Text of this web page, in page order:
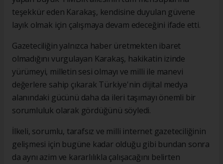
teşekkür eden Karakaş, kendisine duyulan güvene
layık olmak için çalışmaya devam edeceğini ifade etti.
Gazeteciliğin yalnızca haber üretmekten ibaret
olmadığını vurgulayan Karakaş, hakikatin izinde
yürümeyi, milletin sesi olmayı ve milli ile manevi
değerlere sahip çıkarak Türkiye'nin dijital medya
alanındaki gücünü daha da ileri taşımayı önemli bir
sorumluluk olarak gördüğünü söyledi.
İlkeli, sorumlu, tarafsız ve milli internet gazeteciliğinin
gelişmesi için bugüne kadar olduğu gibi bundan sonra
da aynı azim ve kararlılıkla çalışacağını belirten